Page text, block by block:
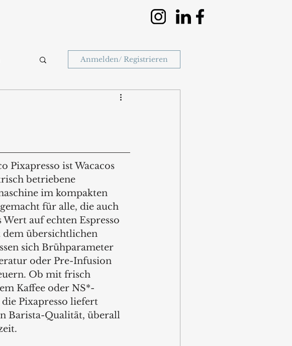
Anmelden/ Registrieren
Pixapresso ist Wacacos
betriebene
im kompakten
für alle, die auch
Wert auf echten Espresso
dem übersichtlichen
sich Brühparameter
oder Pre-Infusion
Ob mit frisch
Kaffee oder NS*-
Pixapresso liefert
Barista-Qualität, überall